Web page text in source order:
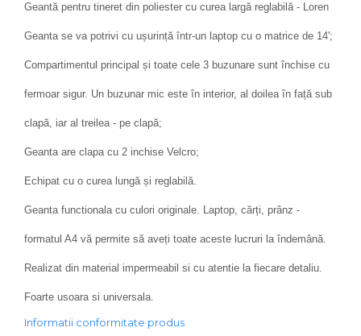
Geantă pentru tineret din poliester cu curea largă reglabilă - Loren
Geanta se va potrivi cu ușurință într-un laptop cu o matrice de 14';
Compartimentul principal și toate cele 3 buzunare sunt închise cu
fermoar sigur. Un buzunar mic este în interior, al doilea în față sub
clapă, iar al treilea - pe clapă;
Geanta are clapa cu 2 inchise Velcro;
Echipat cu o curea lungă și reglabilă.
Geanta functionala cu culori originale. Laptop, cărți, prânz -
formatul A4 vă permite să aveți toate aceste lucruri la îndemână.
Realizat din material impermeabil si cu atentie la fiecare detaliu.
Foarte usoara si universala.
Informatii conformitate produs